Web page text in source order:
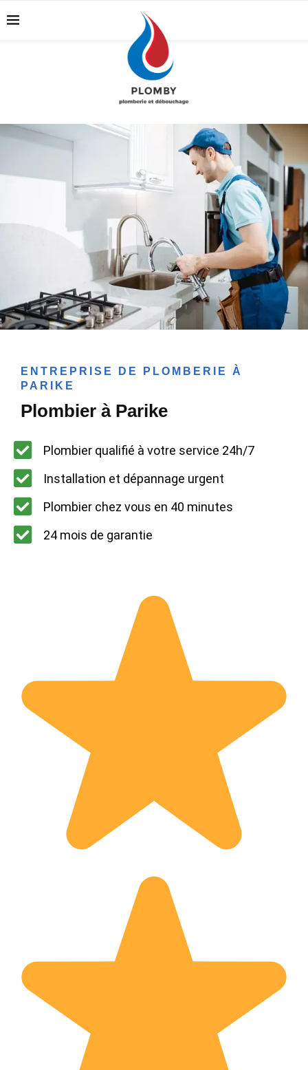
ENTREPRISE DE PLOMBERIE À
PARIKE
Plombier à Parike
Plombier qualifié à votre service 24h/7
Installation et dépannage urgent
Plombier chez vous en 40 minutes
24 mois de garantie